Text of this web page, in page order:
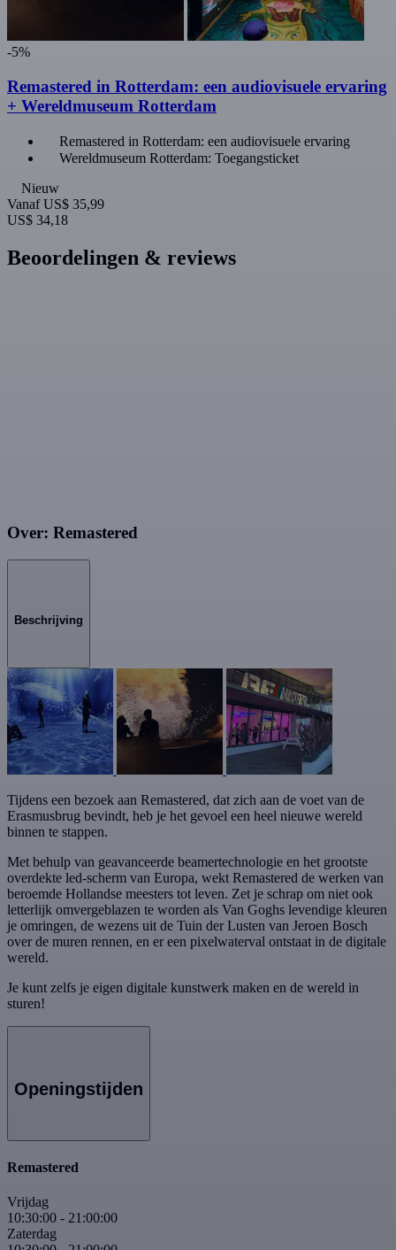
-5%
Remastered in Rotterdam: een audiovisuele ervaring
+ Wereldmuseum Rotterdam
Remastered in Rotterdam: een audiovisuele ervaring
Wereldmuseum Rotterdam: Toegangsticket
Nieuw
Vanaf US$ 35,99
US$ 34,18
Beoordelingen & reviews
Over: Remastered
Beschrijving
Tijdens een bezoek aan Remastered, dat zich aan de voet van de
Erasmusbrug bevindt, heb je het gevoel een heel nieuwe wereld
binnen te stappen.
Met behulp van geavanceerde beamertechnologie en het grootste
overdekte led-scherm van Europa, wekt Remastered de werken van
beroemde Hollandse meesters tot leven. Zet je schrap om niet ook
letterlijk omvergeblazen te worden als Van Goghs levendige kleuren
je omringen, de wezens uit de Tuin der Lusten van Jeroen Bosch
over de muren rennen, en er een pixelwaterval ontstaat in de digitale
wereld.
Je kunt zelfs je eigen digitale kunstwerk maken en de wereld in
sturen!
Openingstijden
Remastered
Vrijdag
10:30:00 - 21:00:00
Zaterdag